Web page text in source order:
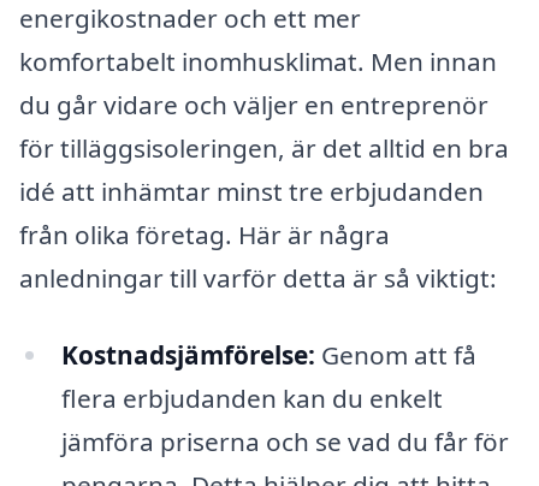
energikostnader och ett mer
komfortabelt inomhusklimat. Men innan
du går vidare och väljer en entreprenör
för tilläggsisoleringen, är det alltid en bra
idé att inhämtar minst tre erbjudanden
från olika företag. Här är några
anledningar till varför detta är så viktigt:
Kostnadsjämförelse: Genom att få
flera erbjudanden kan du enkelt
jämföra priserna och se vad du får för